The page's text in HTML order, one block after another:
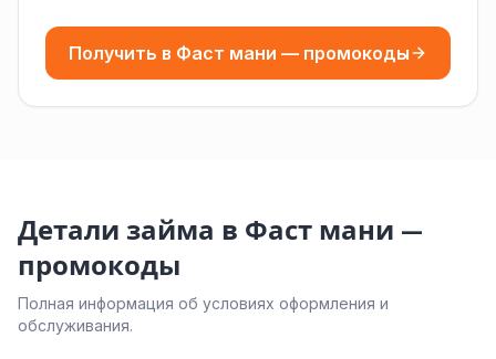
Получить в Фаст мани — промокоды
Детали займа в Фаст мани —
промокоды
Полная информация об условиях оформления и
обслуживания.